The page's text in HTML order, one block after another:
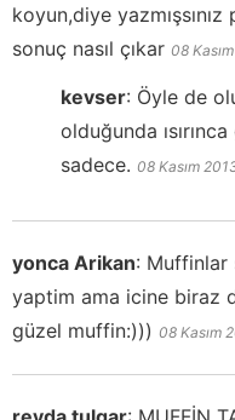
koyun,diye
sonuç nasıl çıkar 08
kevser: Öyle de
olduğunda
sadece. 08 Kasım
yonca Arikan: Muffinlar
yaptim ama icine biraz
güzel muffin:))) 08 Kasım